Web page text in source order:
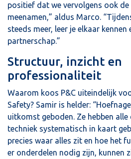
positief dat we vervolgens ook de
meenamen,” aldus Marco.
steeds meer, leer je elkaar
partnerschap.”
Structuur, inzicht en
professionaliteit
Waarom koos P&C uiteindelijk
Safety? Samir is helder:
uitkomst geboden. Ze hebben
techniek systematisch in kaart
precies waar alles zit en hoe het
er onderdelen nodig zijn, kunnen